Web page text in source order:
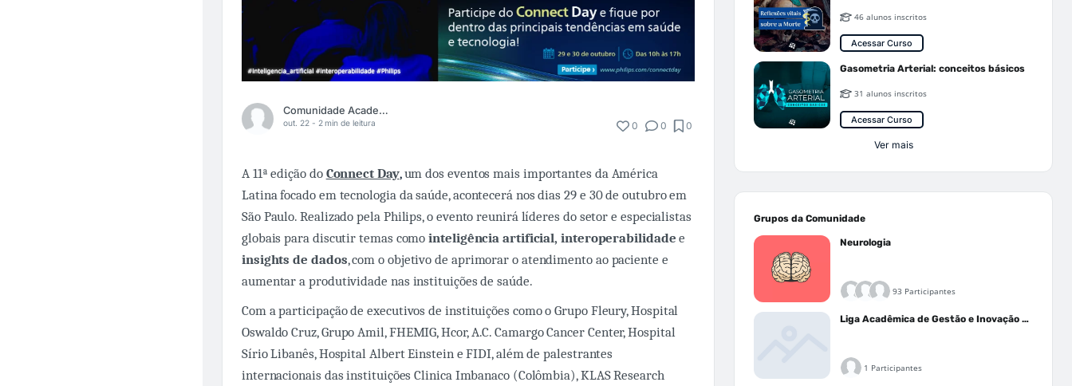
Comunidade Academia Médica
out. 22 - 2 min de leitura 0 0 0
A 11ª edição do Connect Day,um dos eventos mais importantes da América
Latina focado em tecnologia da saúde, acontecerá nos dias 29 e 30 de outubro em
São Paulo. Realizado pela Philips, o evento reunirá líderes do setor e especialistas
globais para discutir temas comointeligência artificial, interoperabilidade e
insights de dados, com o objetivo de aprimorar o atendimento ao paciente e
aumentar a produtividade nas instituições de saúde.
Com a participação de executivos de instituições como o Grupo Fleury, Hospital
Oswaldo Cruz, Grupo Amil, FHEMIG, Hcor, A.C. Camargo Cancer Center, Hospital
Sírio Libanês, Hospital Albert Einstein e FIDI, além de palestrantes
internacionais das instituições Clinica Imbanaco (Colômbia), KLAS Research
46 alunos inscritos
Acessar Curso
Gasometria Arterial: conceitos básicos
31 alunos inscritos
Acessar Curso
Ver mais
Grupos da Comunidade
Neurologia
93 Participantes
Liga Acadêmica de Gestão e Inovação Médica - LAGIM
1 Participantes